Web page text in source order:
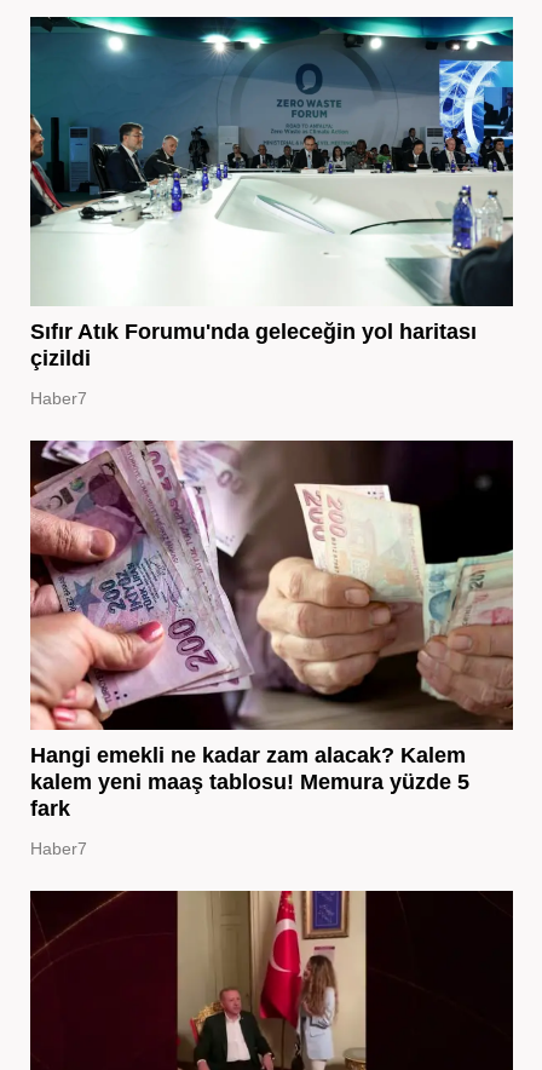
Sıfır Atık Forumu'nda geleceğin yol haritası
çizildi
Haber7
Hangi emekli ne kadar zam alacak? Kalem
kalem yeni maaş tablosu! Memura yüzde 5
fark
Haber7